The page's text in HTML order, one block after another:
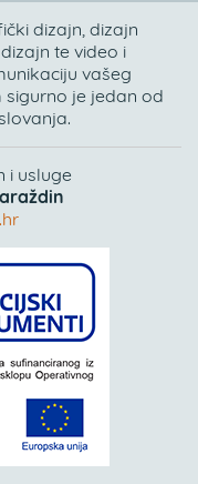
dizajn, dizajn
te video i
vašeg
je jedan od
i usluge